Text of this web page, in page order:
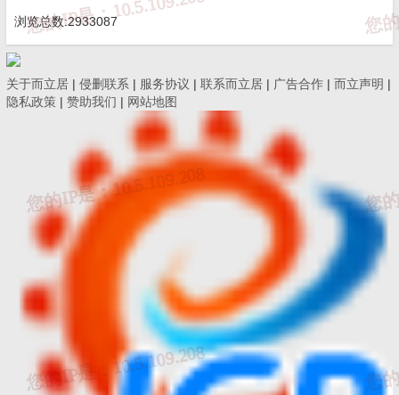
3-2025是在2025年6月14日实施，项目在2025
年6月底进行合同工程完工验收，此次验收是否
按照新的验收规程进行？
答：《水利水电建设工程验收规程》SL/T223-2025
于2025年3月14日颁布，于2025 年6月14日开始实
施，在2025年6月14日之前未验收完的工程，均按
照《水利水电建设工程验收规程》SL/T223-2025的
标准进行验收。
浏览总数:2933087
关于而立居 | 侵删联系 | 服务协议 | 联系而立居 | 广告合作 | 而立声明 |
隐私政策 | 赞助我们 | 网站地图